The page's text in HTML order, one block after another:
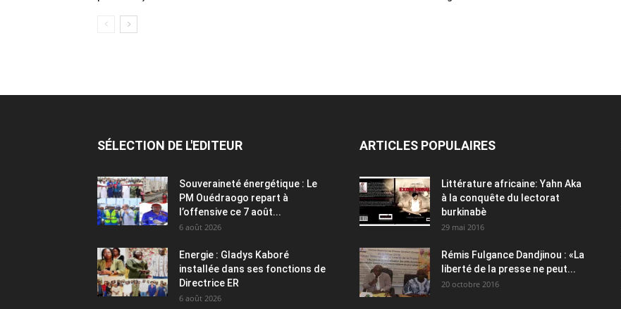
SÉLECTION DE L'EDITEUR
Souveraineté énergétique : Le
PM Ouédraogo repart à
l’offensive ce 7 août...
6 août 2026
Energie : Gladys Kaboré
installée dans ses fonctions de
Directrice ER
6 août 2026
ARTICLES POPULAIRES
Littérature africaine: Yahn Aka
à la conquête du lectorat
burkinabè
29 mai 2016
Rémis Fulgance Dandjinou : «La
liberté de la presse ne peut...
20 octobre 2016